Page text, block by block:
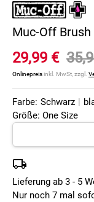
Muc-Off
29,99 €
Onlinepreisinkl. MwSt, zzgl.
Farbe: Schwarz |
Größe: One Size
Lieferung ab 3 - 5
Nur noch 7 mal